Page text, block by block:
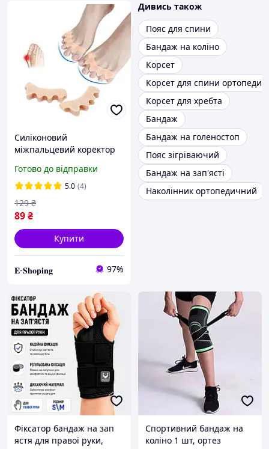
Силіконовий
міжпальцевий коректор
Valgus Beige
Готово до відправки
5.0 (4)
89₴
129 ₴
Купити
𝐄-𝐒𝐡𝐨𝐩𝐢𝐧𝐠 97%
Дивись також
Пояс для спини
Бандаж на коліно
Корсет
Корсет для спини
Корсет для хребта
Бандаж
Бандаж на голеностоп
Пояс зігріваючий
Бандаж на зап'ясті
Наколінник ортопедичний
Фіксатор бандаж на зап
ястя для правої руки,
Спортивний бандаж на
коліно 1 шт, ортез